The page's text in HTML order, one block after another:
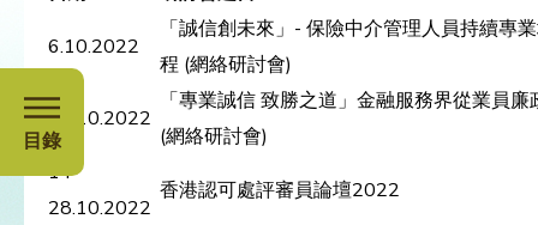
目錄
6.10.2022
「誠信創未來」- 保險中介管理人員持續專
程 (網絡研討會)
13.10.2022
「專業誠信 致勝之道」金融服務界從業員廉
(網絡研討會)
14-
28.10.2022
香港認可處評審員論壇2022